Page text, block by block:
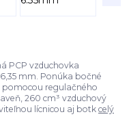
PCP vzduchovka
mm. Ponúka bočné
pomocou regulačného
260 cm³ vzduchový
lícnicou aj botk celý